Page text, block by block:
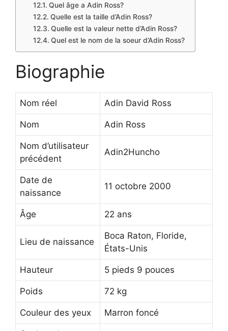
Quel âge a Adin Ross?
Quelle est la taille d’Adin Ross?
Quelle est la valeur nette d’Adin Ross?
Quel est le nom de la soeur d’Adin Ross?
Biographie
Nom réel Adin David Ross
Nom Adin Ross
Nom d’utilisateur
précédent
Adin2Huncho
Date de
naissance
11 octobre 2000
Âge 22 ans
Lieu de naissance
Boca Raton, Floride,
États-Unis
Hauteur 5 pieds 9 pouces
Poids 72 kg
Couleur des yeux Marron foncé